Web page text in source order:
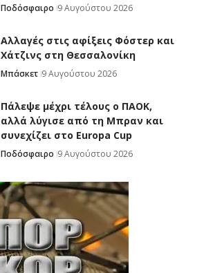
Ποδόσφαιρο 9 Αυγούστου 2026
Αλλαγές στις αφίξεις Φόστερ και
Χάτζινς στη Θεσσαλονίκη
Μπάσκετ 9 Αυγούστου 2026
Πάλεψε μέχρι τέλους ο ΠΑΟΚ,
αλλά λύγισε από τη Μπραν και
συνεχίζει στο Europa Cup
Ποδόσφαιρο 9 Αυγούστου 2026